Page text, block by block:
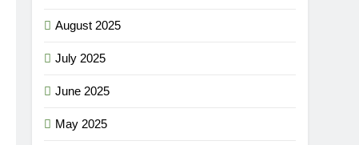
August 2025
July 2025
June 2025
May 2025